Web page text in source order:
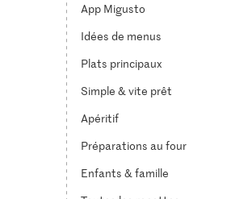
App Migusto
Idées de menus
Plats principaux
Simple & vite prêt
Apéritif
Préparations au four
Enfants & famille